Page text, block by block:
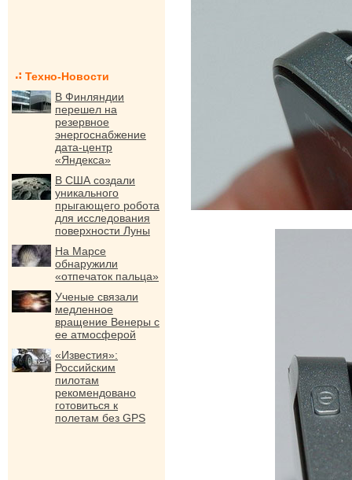
Техно-Новости
В Финляндии
перешел на
резервное
энергоснабжение
дата-центр
«Яндекса»
В США создали
уникального
прыгающего робота
для исследования
поверхности Луны
На Марсе
обнаружили
«отпечаток пальца»
Ученые связали
медленное
вращение Венеры с
ее атмосферой
«Известия»:
Российским
пилотам
рекомендовано
готовиться к
полетам без GPS